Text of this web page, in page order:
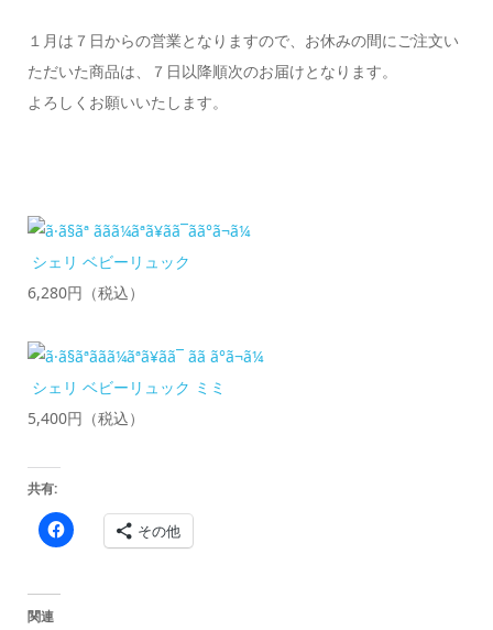
１月は７日からの営業となりますので、お休みの間にご注文い
ただいた商品は、７日以降順次のお届けとなります。
よろしくお願いいたします。
シェリ ベビーリュック
6,280円（税込）
シェリ ベビーリュック ミミ
5,400円（税込）
共有:
Facebook
で その他
関連